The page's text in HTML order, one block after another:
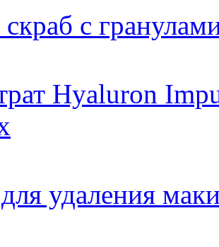
с
Hyaluron
удаления